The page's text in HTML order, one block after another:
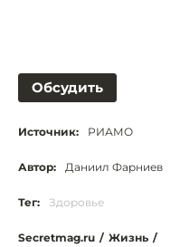
Обсудить
Источник: РИАМО
Автор: Даниил Фарниев
Тег: Здоровье
Secretmag.ru / Жизнь /